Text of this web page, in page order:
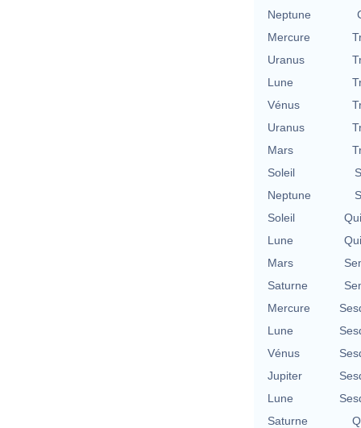
Neptune
Mercure
Uranus
Lune
Vénus
Uranus
Mars
Soleil
Neptune
Soleil
Lune
Mars
Saturne
Mercure
Lune
Vénus
Jupiter
Lune
Saturne